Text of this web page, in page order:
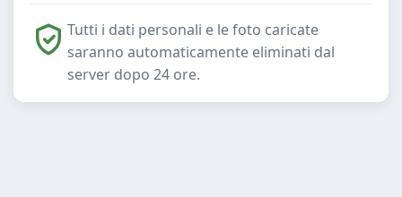
Tutti i dati personali e le foto caricate
saranno automaticamente eliminati dal
server dopo 24 ore.